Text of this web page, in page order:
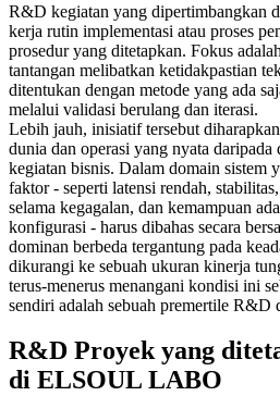
R&D kegiatan yang dipertimbangkan
kerja rutin implementasi atau proses
prosedur yang ditetapkan. Fokus
tantangan melibatkan ketidakpastian
ditentukan dengan metode yang ada
melalui validasi berulang dan iterasi.
Lebih jauh, inisiatif tersebut
dunia dan operasi yang nyata
kegiatan bisnis. Dalam domain sistem
faktor - seperti latensi rendah,
selama kegagalan, dan kemampuan
konfigurasi - harus dibahas secara
dominan berbeda tergantung pada
dikurangi ke sebuah ukuran kinerja
terus-menerus menangani kondisi ini
sendiri adalah sebuah premertile R&D
R&D Proyek yang
di ELSOUL LABO